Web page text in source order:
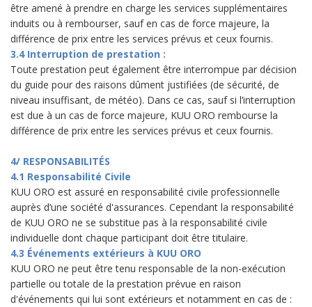
être amené à prendre en charge les services supplémentaires
induits ou à rembourser, sauf en cas de force majeure, la
différence de prix entre les services prévus et ceux fournis.
3.4 Interruption de prestation :
Toute prestation peut également être interrompue par décision
du guide pour des raisons dûment justifiées (de sécurité, de
niveau insuffisant, de météo). Dans ce cas, sauf si l’interruption
est due à un cas de force majeure, KUU ORO rembourse la
différence de prix entre les services prévus et ceux fournis.
4/ RESPONSABILITÉS
4.1 Responsabilité Civile
KUU ORO est assuré en responsabilité civile professionnelle
auprès d’une société d'assurances. Cependant la responsabilité
de KUU ORO ne se substitue pas à la responsabilité civile
individuelle dont chaque participant doit être titulaire.
4.3 Événements extérieurs à KUU ORO
KUU ORO ne peut être tenu responsable de la non-exécution
partielle ou totale de la prestation prévue en raison
d'événements qui lui sont extérieurs et notamment en cas de :